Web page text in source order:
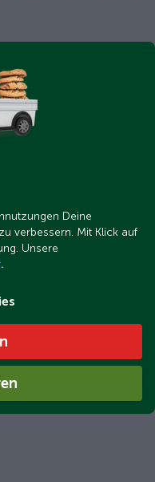
Deine
verbessern. Mit Klick auf
Unsere